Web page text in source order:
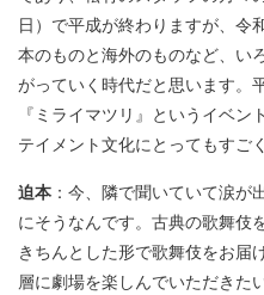
日）で平成が終わりますが、令
本のものと海外のものなど、い
がっていく時代だと思います。
『ミライマツリ』というイベ
テイメント文化にとってもすご
迫本 ：今、隣で聞いていて涙が
にそうなんです。古典の歌舞伎
きちんとした形で歌舞伎をお届
層に劇場を楽しんでいただきた